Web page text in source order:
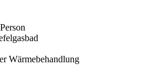
Wärmebehandlung